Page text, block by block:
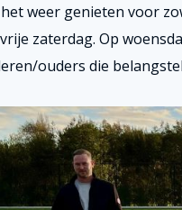
weer genieten voor
zaterdag. Op
ouders die